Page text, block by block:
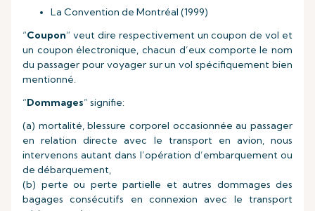
La Convention de Montréal (1999)
“Coupon” veut dire respectivement un coupon de vol et
un coupon électronique, chacun d’eux comporte le nom
du passager pour voyager sur un vol spécifiquement bien
mentionné.
“Dommages” signifie:
(a) mortalité, blessure corporel occasionnée au passager
en relation directe avec le transport en avion, nous
intervenons autant dans l’opération d’embarquement ou
de débarquement,
(b) perte ou perte partielle et autres dommages des
bagages consécutifs en connexion avec le transport